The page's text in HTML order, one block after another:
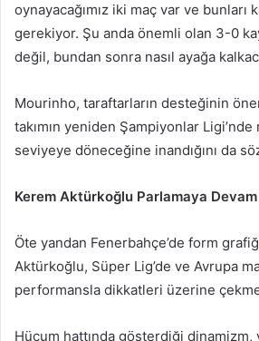
oynayacağımız iki maç var ve bunları
gerekiyor. Şu anda önemli olan 3-0
değil, bundan sonra nasıl ayağa
Mourinho, taraftarların desteğinin
takımın yeniden Şampiyonlar
seviyeye döneceğine inandığını da
Kerem Aktürkoğlu Parlamaya
Öte yandan Fenerbahçe’de form
Aktürkoğlu, Süper Lig’de ve Avrupa
performansla dikkatleri üzerine
Hücum hattında gösterdiği dinamizm,